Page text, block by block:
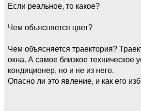
Если реальное, то какое?
Чем объясняется цвет?
Чем объясняется траектория?
окна. А самое близкое техническое
кондиционер, но и не из него.
Опасно ли это явление, и как его